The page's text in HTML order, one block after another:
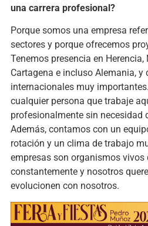
una carrera profesional?
Porque somos una empresa
sectores y porque ofrecemos
Tenemos presencia en Herencia,
Cartagena e incluso Alemania,
internacionales muy
cualquier persona que trabaje
profesionalmente sin necesidad
Además, contamos con un
rotación y un clima de trabajo
empresas son organismos vivos
constantemente y nosotros
evolucionen con nosotros.